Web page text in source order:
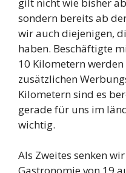
sondern bereits ab
wir auch diejenigen,
haben. Beschäftigte
10 Kilometern
zusätzlichen
Kilometern sind es
gerade für uns im
wichtig.
Als Zweites senken